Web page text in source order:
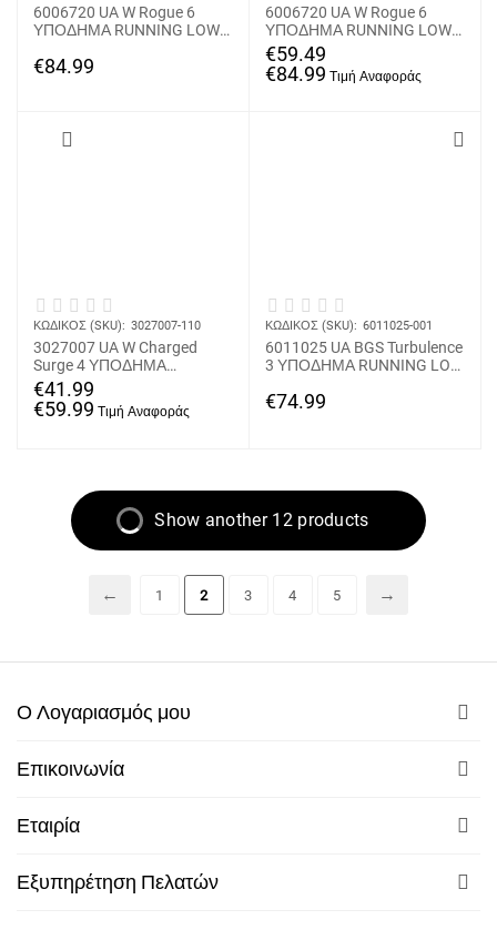
6006720 UA W Rogue 6
ΥΠΟΔΗΜΑ RUNNING LOW
€84.99
6006720 UA W Rogue 6
ΥΠΟΔΗΜΑ RUNNING LOW
UNDER ARMOUR
€84.99
€59.49
ΚΩΔΙΚΟΣ (SKU): 3027007-110
3027007 UA W Charged
Surge 4 ΥΠΟΔΗΜΑ
RUNNING LOW UNDER
ARMOUR
€59.99
€41.99
ΚΩΔΙΚΟΣ (SKU): 6011025-001
6011025 UA BGS Turbulence
3 ΥΠΟΔΗΜΑ RUNNING LOW
€74.99
Show another 12 products
1 2 3 4 5
Ο Λογαριασμός μου
Επικοινωνία
Εταιρία
Εξυπηρέτηση Πελατών